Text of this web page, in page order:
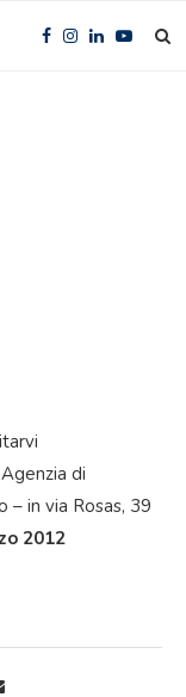
di
– in via Rosas, 39
2012